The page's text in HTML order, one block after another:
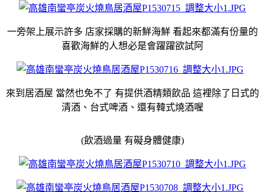
一旁架上展示許多 店家採購的新鮮海鮮 看起來都滿有份量的
喜歡海鮮的人想必是會躍躍欲試阿
來到居酒屋 當然也免不了 有提供酒精類飲品 這裡除了日式的
清酒、台式啤酒、還有韓式燒酒喔
(飲酒過量 有礙身體健康)